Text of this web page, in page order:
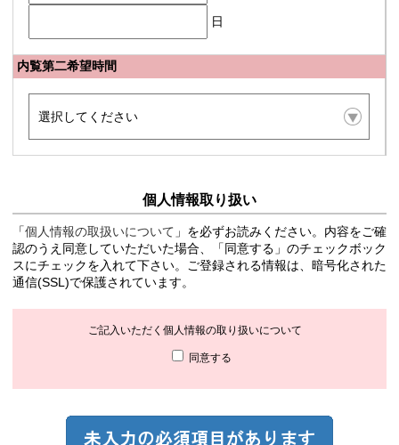
日
内覧第二希望時間
個人情報取り扱い
「個人情報の取扱いについて 」を必ずお読みください。内容をご確
認のうえ同意していただいた場合、「同意する」のチェックボック
スにチェックを入れて下さい。ご登録される情報は、暗号化された
通信(SSL)で保護されています。
ご記入いただく個人情報の取り扱いについて
同意する